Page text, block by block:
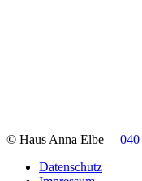
© Haus Anna Elbe 040
Datenschutz